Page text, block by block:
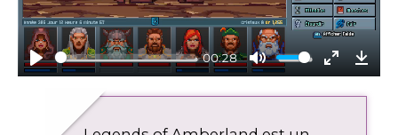
P
00:28
M
u
E
n
D
o
l
a
y